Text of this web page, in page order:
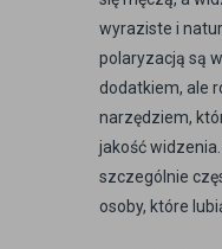
wyraziste i
polaryzacją są
dodatkiem, ale
narzędziem,
jakość
szczególnie
osoby, które